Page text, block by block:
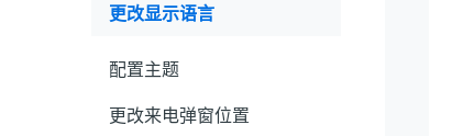
更改显示语言
配置主题
更改来电弹窗位置